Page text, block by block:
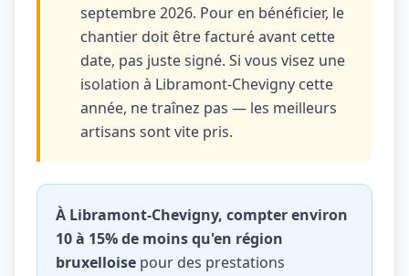
septembre 2026. Pour en bénéficier, le
chantier doit être facturé avant cette
date, pas juste signé. Si vous visez une
isolation à Libramont-Chevigny cette
année, ne traînez pas — les meilleurs
artisans sont vite pris.
À Libramont-Chevigny, compter environ
10 à 15% de moins qu'en région
bruxelloise pour des prestations